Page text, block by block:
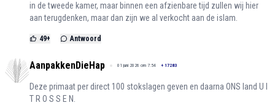
in de tweede kamer, maar binnen een afzienbare tijd zullen wij hier
aan terugdenken, maar dan zijn we al verkocht aan de islam.
49+ Antwoord
AanpakkenDieHap 01 juni 2026 om 7:54 + 17283
Deze primaat per direct 100 stokslagen geven en daarna ONS land U I
T R O S S E N.